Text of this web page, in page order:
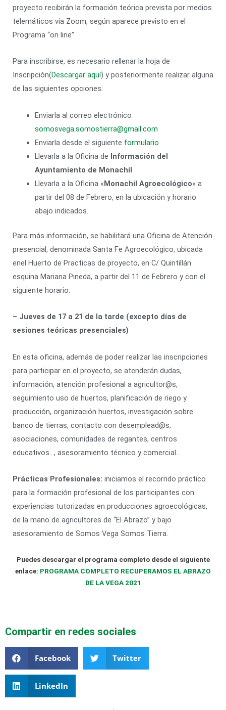
proyecto recibirán la formación teórica prevista por medios
telemáticos vía Zoom, según aparece previsto en el
Programa “on line”
Para inscribirse, es necesario rellenar la hoja de
Inscripción(Descargar aquí) y posteriormente realizar alguna
de las siguientes opciones:
Enviarla al correo electrónico
somosvega.somostierra@gmail.com
Enviarla desde el siguiente formulario
Llevarla a la Oficina de Información del
Ayuntamiento de Monachil
Llevarla a la Oficina «Monachil Agroecológico» a
partir del 08 de Febrero, en la ubicación y horario
abajo indicados.
Para más información, se habilitará una Oficina de Atención
presencial, denominada Santa Fe Agroecológico, ubicada
enel Huerto de Practicas de proyecto, en C/ Quintillán
esquina Mariana Pineda, a partir del 11 de Febrero y con el
siguiente horario:
– Jueves de 17 a 21 de la tarde (excepto días de
sesiones teóricas presenciales)
En esta oficina, además de poder realizar las inscripciones
para participar en el proyecto, se atenderán dudas,
información, atención profesional a agricultor@s,
seguimiento uso de huertos, planificación de riego y
producción, organización huertos, investigación sobre
banco de tierras, contacto con desemplead@s,
asociaciones, comunidades de regantes, centros
educativos…, asesoramiento técnico y comercial…
Prácticas Profesionales: iniciamos el recorrido práctico
para la formación profesional de los participantes con
experiencias tutorizadas en producciones agroecológicas,
de la mano de agricultores de “El Abrazo” y bajo
asesoramiento de Somos Vega Somos Tierra.
Puedes descargar el programa completo desde el siguiente
enlace: PROGRAMA COMPLETO RECUPERAMOS EL ABRAZO
DE LA VEGA 2021
Compartir en redes sociales
Facebook Twitter
LinkedIn